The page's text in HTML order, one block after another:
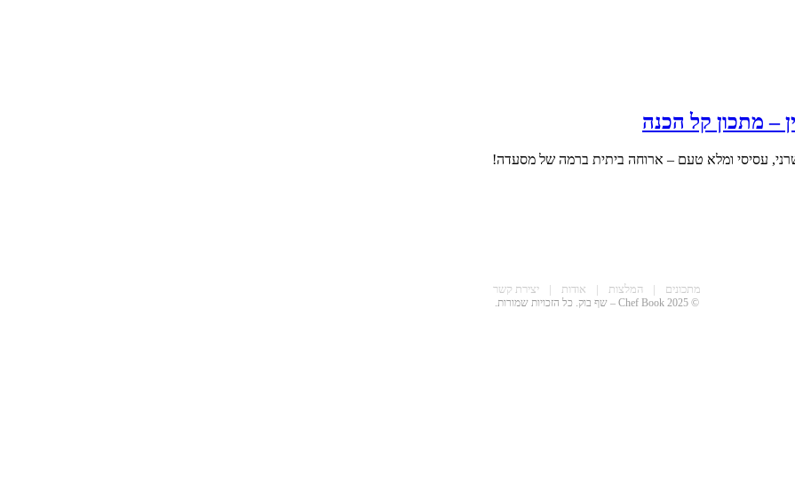
– מתכון קל הכנה
עסיסי ומלא טעם – ארוחה ביתית ברמה של מסעדה!
מתכונים | המלצות | אודות | יצירת קשר
© 2025 Chef Book – שף בוק. כל הזכויות שמורות.